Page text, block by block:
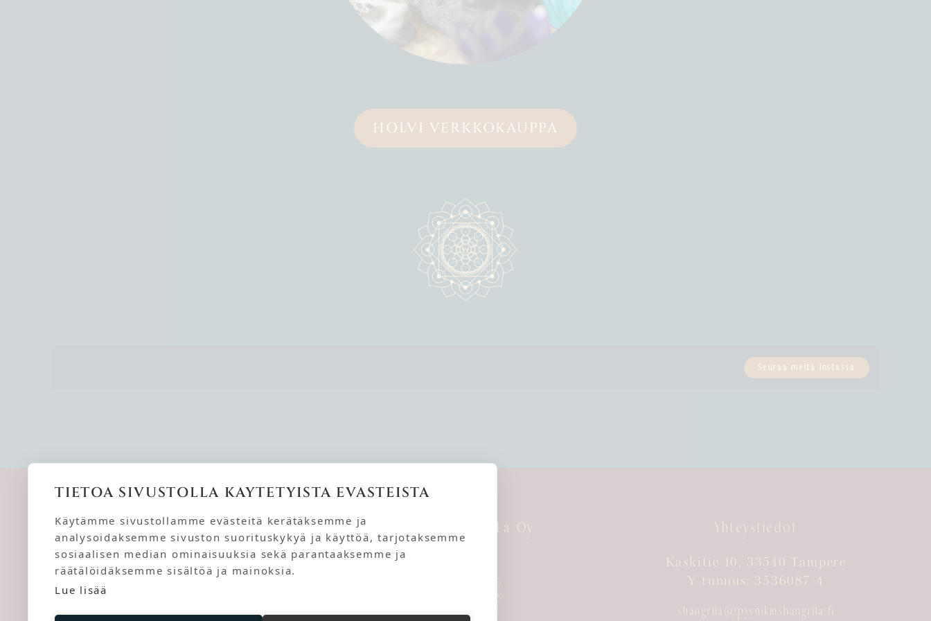
HOLVI VERKKOKAUPPA
Seuraa meitä Instassa
pyynikinshangrila.fi Pyynikin ShangriLa Oy Yhteystiedot
Kaskitie 10, 33540 Tampere
Y-tunnus: 3536087-4
shangrila@pyynikinshangrila.fi
TIETOA SIVUSTOLLA KÄYTETYISTÄ EVÄSTEISTÄ
Käytämme sivustollamme evästeitä kerätäksemme ja
analysoidaksemme sivuston suorituskykyä ja käyttöä, tarjotaksemme
sosiaalisen median ominaisuuksia sekä parantaaksemme ja
räätälöidäksemme sisältöä ja mainoksia.
Lue lisää